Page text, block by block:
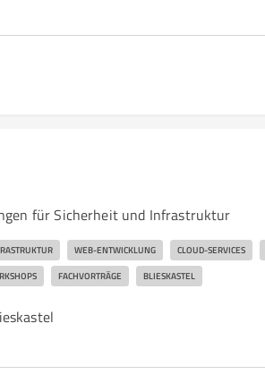
für Sicherheit und Infrastruktur
WEB-ENTWICKLUNG CLOUD-SERVICES
FACHVORTRÄGE BLIESKASTEL